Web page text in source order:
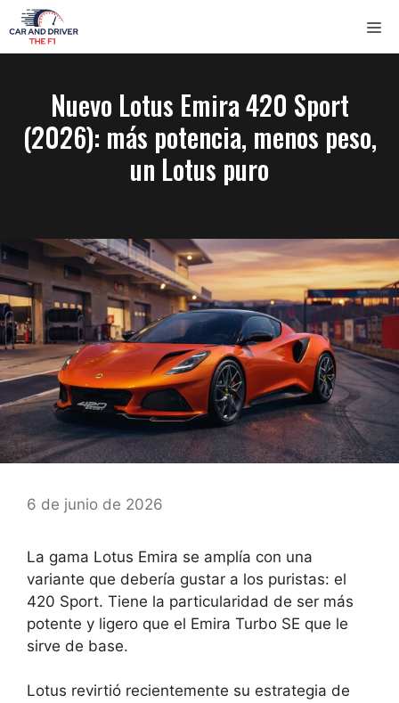
Saltar
al
contenido
Nuevo Lotus Emira 420 Sport
(2026): más potencia, menos peso,
un Lotus puro
6 de junio de 2026
La gama Lotus Emira se amplía con una
variante que debería gustar a los puristas: el
420 Sport. Tiene la particularidad de ser más
potente y ligero que el Emira Turbo SE que le
sirve de base.
Lotus revirtió recientemente su estrategia de